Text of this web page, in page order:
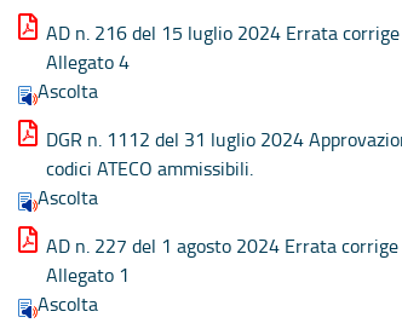
AD n. 216 del 15 luglio 2024 Errata corrige
Allegato 4
Ascolta
DGR n. 1112 del 31 luglio 2024
codici ATECO ammissibili.
Ascolta
AD n. 227 del 1 agosto 2024 Errata corrige
Allegato 1
Ascolta